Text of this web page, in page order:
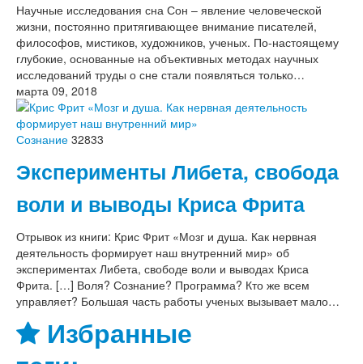
Научные исследования сна Сон – явление человеческой
жизни, постоянно притягивающее внимание писателей,
философов, мистиков, художников, ученых. По-настоящему
глубокие, основанные на объективных методах научных
исследований труды о сне стали появляться только…
марта 09, 2018
Сознание 32833
Эксперименты Либета, свобода
воли и выводы Криса Фрита
Отрывок из книги: Крис Фрит «Мозг и душа. Как нервная
деятельность формирует наш внутренний мир» об
экспериментах Либета, свободе воли и выводах Криса
Фрита. […] Воля? Сознание? Программа? Кто же всем
управляет? Большая часть работы ученых вызывает мало…
Избранные